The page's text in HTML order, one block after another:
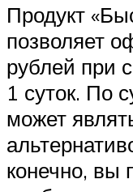
Продукт
позволяет
рублей при
1 суток. По
может
конечно, вы